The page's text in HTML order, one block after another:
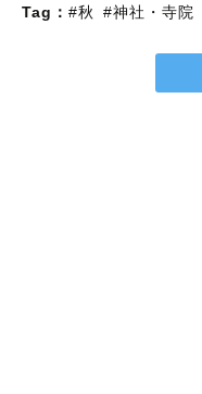
Tag： #秋 #神社・寺院